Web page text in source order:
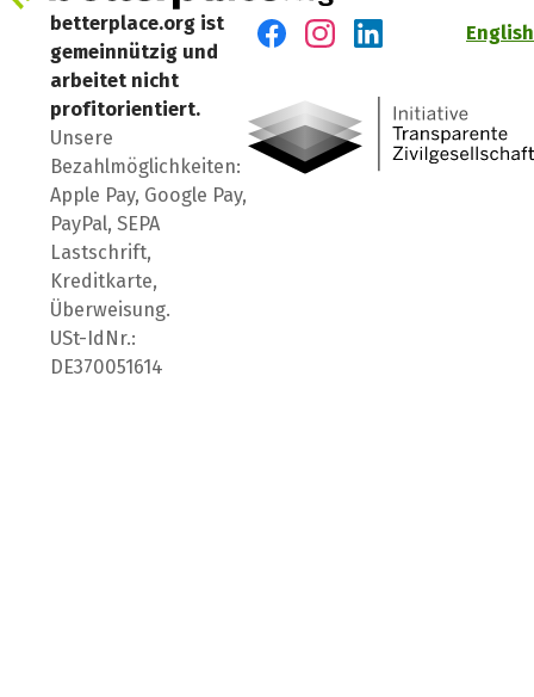
betterplace.org ist
gemeinnützig und
arbeitet nicht
profitorientiert.
Unsere
Bezahlmöglichkeiten:
Apple Pay, Google Pay,
PayPal, SEPA
Lastschrift,
Kreditkarte,
Überweisung.
USt-IdNr.:
DE370051614
English